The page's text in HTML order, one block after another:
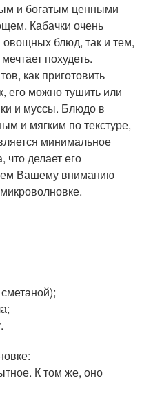
и богатым ценными
Кабачки очень
блюд, так и тем,
похудеть.
как приготовить
его можно тушить или
и муссы. Блюдо в
и мягким по текстуре,
минимальное
делает его
Вашему вниманию
К том же, оно